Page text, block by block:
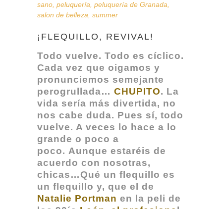
sano, peluquería, peluquería de Granada,
salon de belleza, summer
¡FLEQUILLO, REVIVAL!
Todo vuelve. Todo es cíclico.
Cada vez que oigamos y
pronunciemos semejante
perogrullada… CHUPITO. La
vida sería más divertida, no
nos cabe duda. Pues sí, todo
vuelve. A veces lo hace a lo
grande o poco a
poco. Aunque estaréis de
acuerdo con nosotras,
chicas…Qué un flequillo es
un flequillo y, que el de
Natalie Portman en la peli de